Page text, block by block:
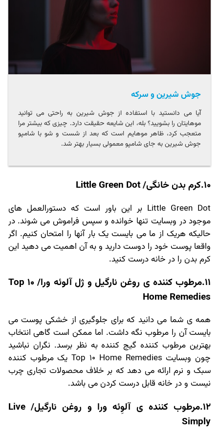
جوش شیرین و سرکه
آیا می دانستید با استفاده از جوش شیرین به راحتی می توانید
موهایتان را بشویید؟ بله، این شایعه حقیقت دارد. چیزی که بیشتر مرا
متعجب کرد، ظاهر موهایم است که بعد از شست و شو با شامپو
جوش شیرین به جای شامپو معمولی بسیار بهتر شد.
10.کرم بدن خانگی/ Little Green Dot
Little Green Dot بر این باور است که دستورالعمل های
موجود در وبسایت تنها خوانده و سپس فراموش می شوند. در
حالیکه هریک از ما می بایست یک بار آنها را امتحان کنیم. اگر
واقعا پوست خود را دوست دارید و به آن اهمیت می دهید این
کرم بدن را در خانه درست کنید.
11.مرطوب کننده ی روغن نارگیل و ژل آلوئه ورا/ Top 10
Home Remedies
همه ی شما می دانید که برای جلوگیری از خشکی پوست می
بایست آن را مرطوب نگه داشت. اما ممکن است گاهی انتخاب
بهترین مرطوب کننده گیج کننده به نظر برسد. نگران نباشید
چون وبسایت Top 10 Home Remedies یک مرطوب کننده
سبک و نرم ارائه می دهد که بر خلاف محصولات تجاری چرب
نیست و در خانه قابل درست کردن می باشد.
12.مرطوب کننده ی آلوِئه ورا و روغن نارگیل/ Live
Simply